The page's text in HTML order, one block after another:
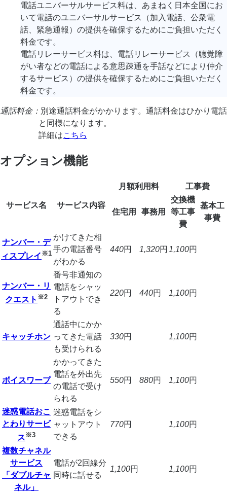
電話ユニバーサルサービス料は、あまねく日本全国にお
いて電話のユニバーサルサービス（加入電話、公衆電
話、緊急通報）の提供を確保するためにご負担いただく
料金です。
電話リレーサービス料は、電話リレーサービス（聴覚障
がい者などの電話による意思疎通を手話などにより仲介
するサービス）の提供を確保するためにご負担いただく
料金です。
通話料金： 別途通話料金がかかります。通話料金はひかり電話
と同様になります。
詳細はこちら
オプション機能
サービス名 サービス内容
月額利用料 工事費
住宅用 事務用
交換機
等工事
費
基本工
事費
ナンバー・デ
ィスプレイ ※1
かけてきた相
手の電話番号
がわかる
440円 1,320円 1,100円
ナンバー・リ
クエスト ※2
番号非通知の
電話をシャッ
トアウトでき
る
220円 440円 1,100円
キャッチホン
通話中にかか
ってきた電話
も受けられる
330円 1,100円
ボイスワープ
かかってきた
電話を外出先
の電話で受け
られる
550円 880円 1,100円
迷惑電話おこ
とわりサービ
ス ※3
迷惑電話をシ
ャットアウト
できる
770円 1,100円
複数チャネル
サービス
「ダブルチャ
ネル」
電話が2回線分
同時に話せる
1,100円 1,100円